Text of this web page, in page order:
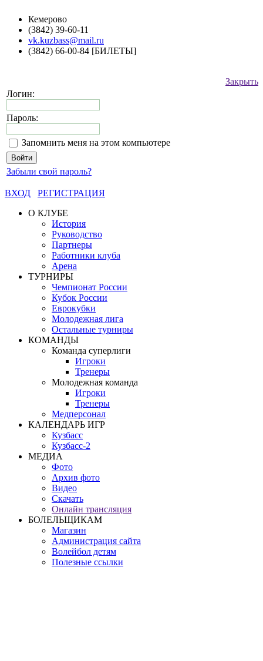
Кемерово
(3842) 39-60-11
vk.kuzbass@mail.ru
(3842) 66-00-84 [БИЛЕТЫ]
Закрыть
Логин:
Пароль:
Запомнить меня на этом компьютере
Забыли свой пароль?
ВХОД
РЕГИСТРАЦИЯ
О КЛУБЕ
История
Руководство
Партнеры
Работники клуба
Арена
ТУРНИРЫ
Чемпионат России
Кубок России
Еврокубки
Молодежная лига
Остальные турниры
КОМАНДЫ
Команда суперлиги
Игроки
Тренеры
Молодежная команда
Игроки
Тренеры
Медперсонал
КАЛЕНДАРЬ ИГР
Кузбасс
Кузбасс-2
МЕДИА
Фото
Архив фото
Видео
Скачать
Онлайн трансляция
БОЛЕЛЬЩИКАМ
Магазин
Администрация сайта
Волейбол детям
Полезные ссылки